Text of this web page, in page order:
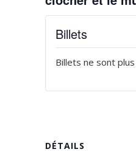
DÉTAILS
Billets
Billets ne sont